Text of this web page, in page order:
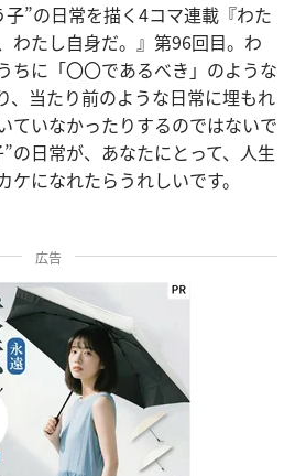
”の日常を描く4コマ連載『わた
わたし自身だ。』第96回目。わ
ちに「〇〇であるべき」のような
、当たり前のような日常に埋もれ
ていなかったりするのではないで
の日常が、あなたにとって、人生
になれたらうれしいです。
広告